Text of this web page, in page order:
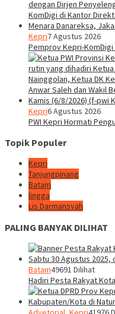
Kepri7 Agustus 2026
Pemprov Kepri-
Kepri6 Agustus 2026
PWI Kepri Hormati
Topik Populer
Kepri
Tanjungpinang
Batam
lingga
Lis Darmansyah
PALING BANYAK DILIHAT
Batam49691 Dilihat
Hadiri Pesta Rakyat